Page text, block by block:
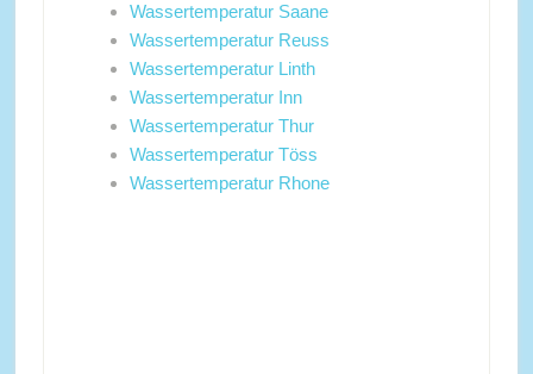
Wassertemperatur Saane
Wassertemperatur Reuss
Wassertemperatur Linth
Wassertemperatur Inn
Wassertemperatur Thur
Wassertemperatur Töss
Wassertemperatur Rhone